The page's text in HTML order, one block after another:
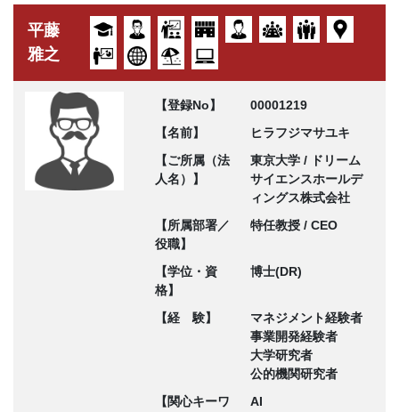
平藤
雅之
【登録No】
00001219
【名前】
ヒラフジマサユキ
【ご所属（法
人名）】
東京大学 / ドリーム
サイエンスホールデ
ィングス株式会社
【所属部署／
役職】
特任教授 / CEO
【学位・資
格】
博士(DR)
【経 験】
マネジメント経験者
事業開発経験者
大学研究者
公的機関研究者
【関心キーワ
AI